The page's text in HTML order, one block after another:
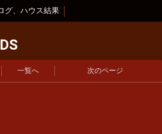
グ、ハウス結果
一覧へ 次のページ